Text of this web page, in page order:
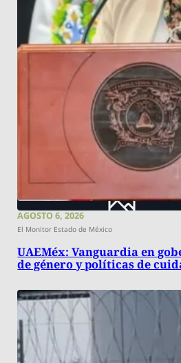
AGOSTO 6, 2026
El Monitor Estado de México
UAEMéx: Vanguardia en
de género y políticas de